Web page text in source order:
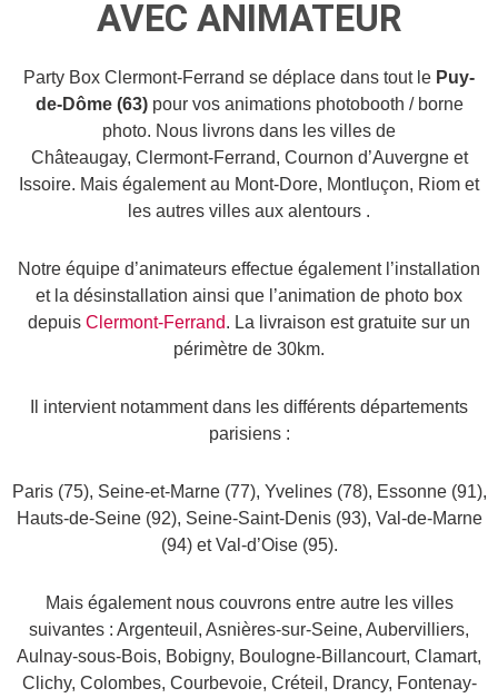
AVEC ANIMATEUR
Party Box Clermont-Ferrand se déplace dans tout le Puy-
de-Dôme (63)pour vos animations photobooth / borne
photo. Nous livrons dans les villes de
Châteaugay, Clermont-Ferrand, Cournon d’Auvergne et
Issoire. Mais également au Mont-Dore, Montluçon, Riom et
les autres villes aux alentours .
Notre équipe d’animateurs effectue également l’installation
et la désinstallation ainsi que l’animation de photo box
depuis Clermont-Ferrand. La livraison est gratuite sur un
périmètre de 30km.
Il intervient notamment dans les différents départements
parisiens :
Paris (75), Seine-et-Marne (77), Yvelines (78), Essonne (91),
Hauts-de-Seine (92), Seine-Saint-Denis (93), Val-de-Marne
(94) et Val-d’Oise (95).
Mais également nous couvrons entre autre les villes
suivantes : Argenteuil, Asnières-sur-Seine, Aubervilliers,
Aulnay-sous-Bois, Bobigny, Boulogne-Billancourt, Clamart,
Clichy, Colombes, Courbevoie, Créteil, Drancy, Fontenay-